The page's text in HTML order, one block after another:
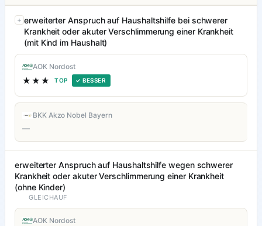
erweiterter Anspruch auf Haushaltshilfe bei schwerer
Krankheit oder akuter Verschlimmerung einer Krankheit
(mit Kind im Haushalt)
AOK Nordost
★★★ TOP ✓ BESSER
BKK Akzo Nobel Bayern
—
erweiterter Anspruch auf Haushaltshilfe wegen schwerer
Krankheit oder akuter Verschlimmerung einer Krankheit
(ohne Kinder)
GLEICHAUF
AOK Nordost